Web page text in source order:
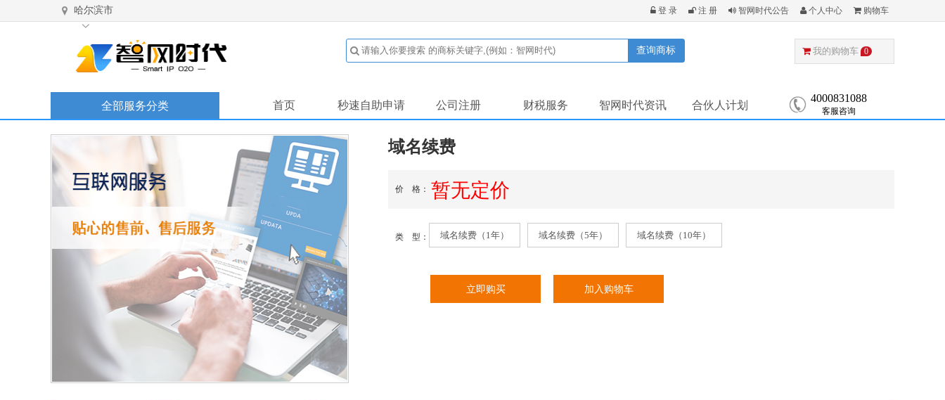
哈尔滨市 购物车
个人中心
智网时代公告
注 册
登 录
查询商标 我的购物车 0
全部服务分类 首页 秒速自助申请 公司注册 财税服务 智网时代资讯 合伙人计划
4000831088
客服咨询
域名续费
价 格： 暂无定价
类 型： 域名续费（1年） 域名续费（5年） 域名续费（10年）